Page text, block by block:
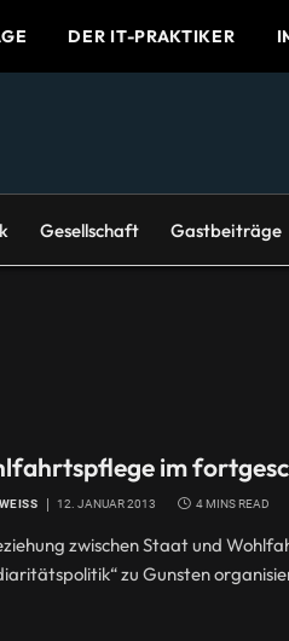
DER IT-PRAKTIKER
Gesellschaft Gastbeiträge
im
12. JANUAR 2013 4 MINS READ
zwischen Staat und
zu Gunsten